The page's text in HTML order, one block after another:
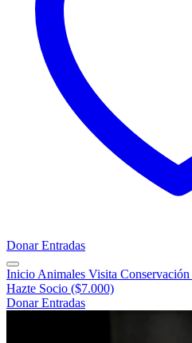
DonarEntradas
Inicio Animales Visita Conservación
Hazte Socio ($7.000)
DonarEntradas